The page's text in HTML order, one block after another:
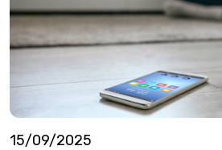
15/09/2025